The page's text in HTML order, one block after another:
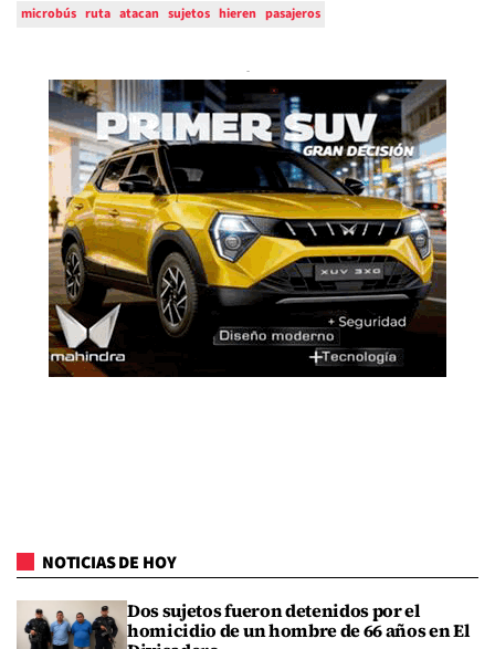
microbús ruta atacan sujetos hieren pasajeros
NOTICIAS DE HOY
Dos sujetos fueron detenidos por el
homicidio de un hombre de 66 años en El